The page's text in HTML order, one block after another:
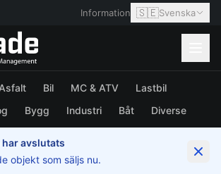
Information 🇸🇪Svenska
Asfalt Bil MC & ATV
Lastbil
Bygg Industri Båt Diverse
avslutats
objekt som säljs nu.